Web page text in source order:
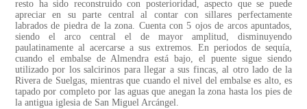
resto ha sido reconstruido con posterioridad, aspecto que se puede
apreciar en su parte central al contar con sillares perfectamente
labrados de piedra de la zona. Cuenta con 5 ojos de arcos apuntados,
siendo el arco central el de mayor amplitud, disminuyendo
paulatinamente al acercarse a sus extremos. En periodos de sequía,
cuando el embalse de Almendra está bajo, el puente sigue siendo
utilizado por los salcirinos para llegar a sus fincas, al otro lado de la
Rivera de Suelgas, mientras que cuando el nivel del embalse es alto, es
tapado por completo por las aguas que anegan la zona hasta los pies de
la antigua iglesia de San Miguel Arcángel.